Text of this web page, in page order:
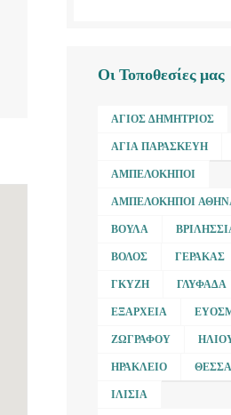
Οι Τοποθεσίες μας
ΆΓΙΟΣ ΔΗΜΉΤΡΙΟΣ
ΑΓΊΑ ΠΑΡΑΣΚΕΥΉ
ΑΜΠΕΛΌΚΗΠΟΙ
ΑΜΠΕΛΌΚΗΠΟΙ
ΒΟΎΛΑ
ΒΌΛΟΣ ΓΈΡΑΚΑΣ
ΓΚΎΖΗ ΓΛΥΦΆΔΑ
ΕΞΆΡΧΕΙΑ
ΖΩΓΡΆΦΟΥ
ΗΡΆΚΛΕΙΟ
ΙΛΊΣΙΑ